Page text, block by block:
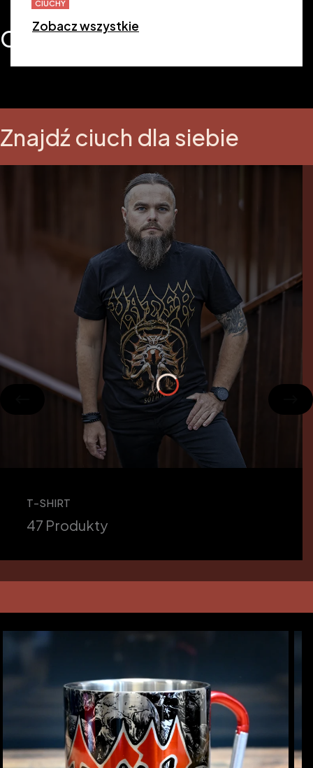
Ciuchy
CIUCHY
Zobacz wszystkie
Znajdź ciuch dla siebie
T-SHIRT
47 Produkty